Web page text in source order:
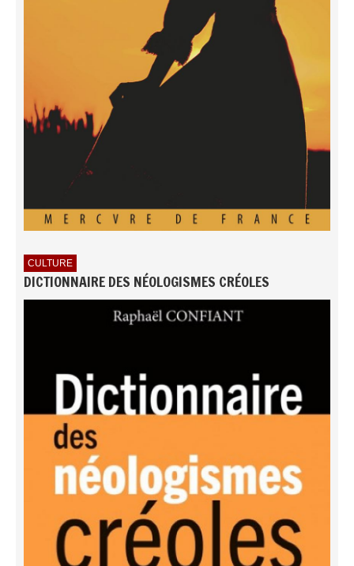
CULTURE
DICTIONNAIRE DES NÉOLOGISMES CRÉOLES